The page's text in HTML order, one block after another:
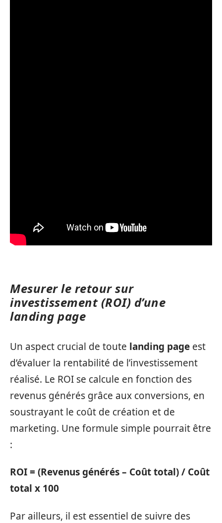
Mesurer le retour sur
investissement (ROI) d’une
landing page
Un aspect crucial de toute landing page est
d’évaluer la rentabilité de l’investissement
réalisé. Le ROI se calcule en fonction des
revenus générés grâce aux conversions, en
soustrayant le coût de création et de
marketing. Une formule simple pourrait être
:
ROI = (Revenus générés – Coût total) / Coût
total x 100
Par ailleurs, il est essentiel de suivre des